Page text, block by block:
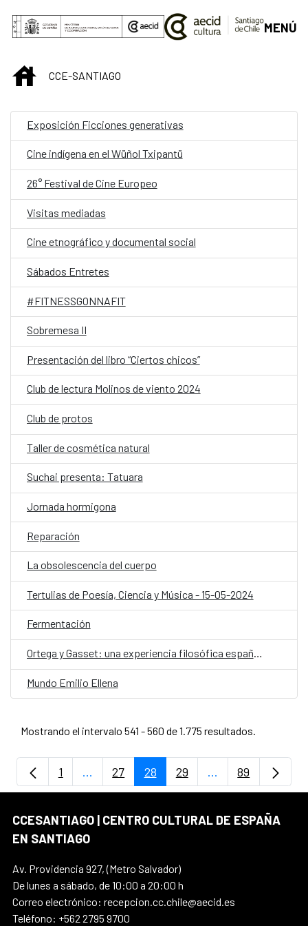
Saltar al contenido principal
MENÚ
INICIOCCE-SANTIAGO
Exposición Ficciones generativas
Cine indígena en el Wüñol Txipantü
26° Festival de Cine Europeo
Visitas mediadas
Cine etnográfico y documental social
Sábados Entretes
#FITNESSGONNAFIT
Sobremesa II
Presentación del libro “Ciertos chicos”
Club de lectura Molinos de viento 2024
Club de protos
Taller de cosmética natural
Suchai presenta: Tatuara
Jornada hormigona
Reparación
La obsolescencia del cuerpo
Tertulias de Poesía, Ciencia y Música - 15-05-2024
Fermentación
Ortega y Gasset: una experiencia filosófica española
Mundo Emilio Ellena
Mostrando el intervalo 541 - 560 de 1.775 resultados.
Página
1 ...Páginas intermedias Use TAB para
Página
27 Página
28 Página
29 ...PáginasPágina
89
CCESANTIAGO | CENTRO CULTURAL DE ESPAÑA
EN SANTIAGO
Av. Providencia 927, (Metro Salvador)
De lunes a sábado, de 10:00 a 20:00 h
Correo electrónico: recepcion.cc.chile@aecid.es
Teléfono: +562 2795 9700